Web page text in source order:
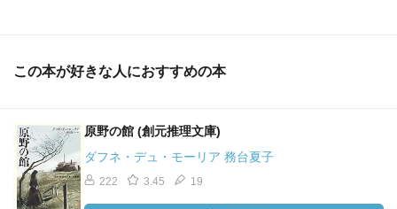
この本が好きな人におすすめの本
原野の館 (創元推理文庫)
ダフネ・デュ・モーリア 務台夏子
222 3.45 19